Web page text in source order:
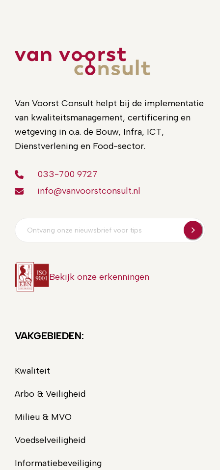
Van Voorst Consult helpt bij de implementatie
van kwaliteitsmanagement, certificering en
wetgeving in o.a. de Bouw, Infra, ICT,
Dienstverlening en Food-sector.
033-700 9727
info@vanvoorstconsult.nl
Bekijk onze erkenningen
VAKGEBIEDEN:
Kwaliteit
Arbo & Veiligheid
Milieu & MVO
Voedselveiligheid
Informatiebeveiliging